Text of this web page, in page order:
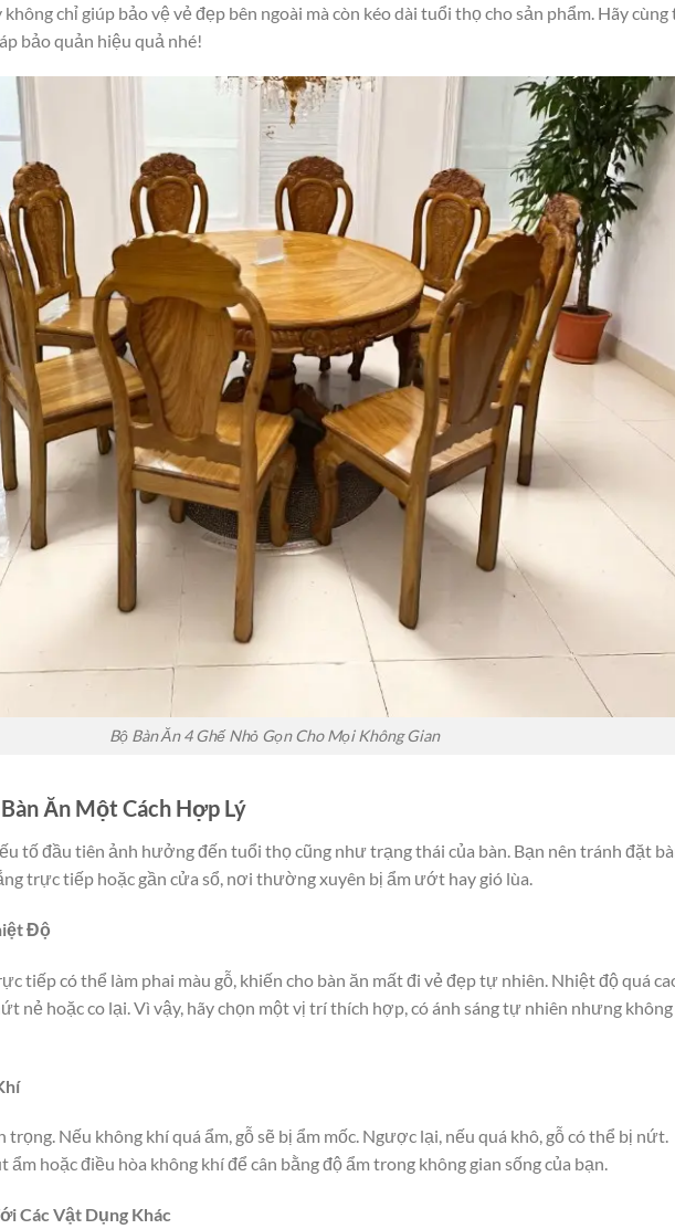
không chỉ giúp bảo vệ vẻ đẹp bên ngoài mà còn kéo dài tuổi thọ cho sản phẩm. Hãy cùng
bảo quản hiệu quả nhé!
Bộ Bàn Ăn 4 Ghế Nhỏ Gọn Cho Mọi Không Gian
Ăn Một Cách Hợp Lý
tố đầu tiên ảnh hưởng đến tuổi thọ cũng như trạng thái của bàn. Bạn nên tránh đặt
trực tiếp hoặc gần cửa sổ, nơi thường xuyên bị ẩm ướt hay gió lùa.
Độ
tiếp có thể làm phai màu gỗ, khiến cho bàn ăn mất đi vẻ đẹp tự nhiên. Nhiệt độ quá
nẻ hoặc co lại. Vì vậy, hãy chọn một vị trí thích hợp, có ánh sáng tự nhiên nhưng không
Nếu không khí quá ẩm, gỗ sẽ bị ẩm mốc. Ngược lại, nếu quá khô, gỗ có thể bị nứt.
ẩm hoặc điều hòa không khí để cân bằng độ ẩm trong không gian sống của bạn.
Các Vật Dụng Khác